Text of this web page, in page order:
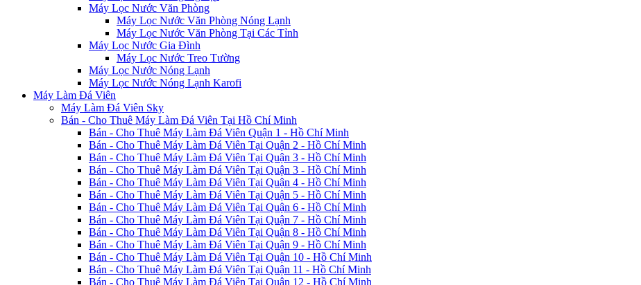
Máy Lọc Nước Văn Phòng
Máy Lọc Nước Văn Phòng Nóng Lạnh
Máy Lọc Nước Văn Phòng Tại Các Tỉnh
Máy Lọc Nước Gia Đình
Máy Lọc Nước Treo Tường
Máy Lọc Nước Nóng Lạnh
Máy Lọc Nước Nóng Lạnh Karofi
Máy Làm Đá Viên
Máy Làm Đá Viên Sky
Bán - Cho Thuê Máy Làm Đá Viên Tại Hồ Chí Minh
Bán - Cho Thuê Máy Làm Đá Viên Quận 1 - Hồ Chí Minh
Bán - Cho Thuê Máy Làm Đá Viên Tại Quận 2 - Hồ Chí Minh
Bán - Cho Thuê Máy Làm Đá Viên Tại Quận 3 - Hồ Chí Minh
Bán - Cho Thuê Máy Làm Đá Viên Tại Quận 3 - Hồ Chí Minh
Bán - Cho Thuê Máy Làm Đá Viên Tại Quận 4 - Hồ Chí Minh
Bán - Cho Thuê Máy Làm Đá Viên Tại Quận 5 - Hồ Chí Minh
Bán - Cho Thuê Máy Làm Đá Viên Tại Quận 6 - Hồ Chí Minh
Bán - Cho Thuê Máy Làm Đá Viên Tại Quận 7 - Hồ Chí Minh
Bán - Cho Thuê Máy Làm Đá Viên Tại Quận 8 - Hồ Chí Minh
Bán - Cho Thuê Máy Làm Đá Viên Tại Quận 9 - Hồ Chí Minh
Bán - Cho Thuê Máy Làm Đá Viên Tại Quận 10 - Hồ Chí Minh
Bán - Cho Thuê Máy Làm Đá Viên Tại Quận 11 - Hồ Chí Minh
Bán - Cho Thuê Máy Làm Đá Viên Tại Quận 12 - Hồ Chí Minh